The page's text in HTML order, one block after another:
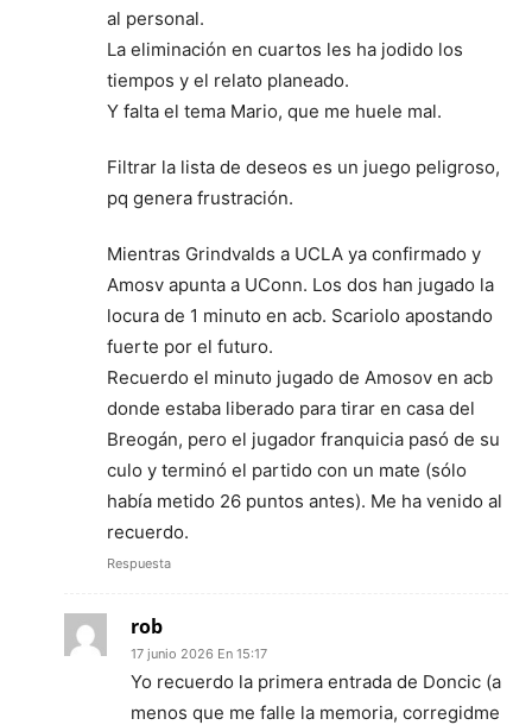
al personal.
La eliminación en cuartos les ha jodido los
tiempos y el relato planeado.
Y falta el tema Mario, que me huele mal.
Filtrar la lista de deseos es un juego peligroso,
pq genera frustración.
Mientras Grindvalds a UCLA ya confirmado y
Amosv apunta a UConn. Los dos han jugado la
locura de 1 minuto en acb. Scariolo apostando
fuerte por el futuro.
Recuerdo el minuto jugado de Amosov en acb
donde estaba liberado para tirar en casa del
Breogán, pero el jugador franquicia pasó de su
culo y terminó el partido con un mate (sólo
había metido 26 puntos antes). Me ha venido al
recuerdo.
Respuesta
rob
17 junio 2026 En 15:17
Yo recuerdo la primera entrada de Doncic (a
menos que me falle la memoria, corregidme